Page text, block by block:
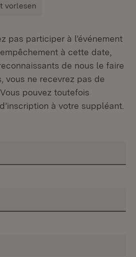
vorlesen
pas participer à l’événement
à cette date,
de nous le faire
vous ne recevrez pas de
pouvez toutefois
à votre suppléant.